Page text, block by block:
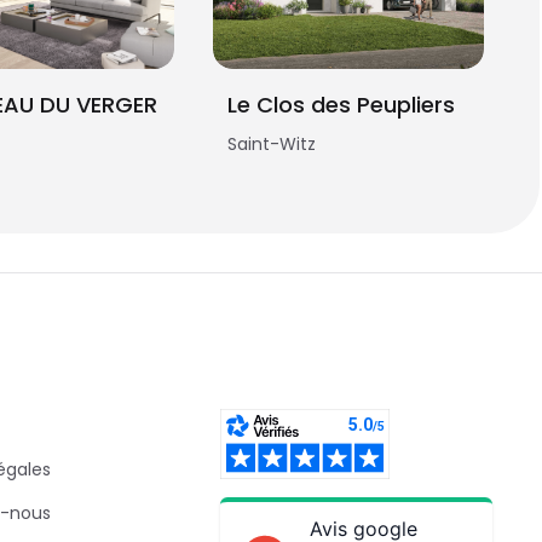
DU VERGER Le Clos des Peupliers
Saint-Witz
nous
Avis google